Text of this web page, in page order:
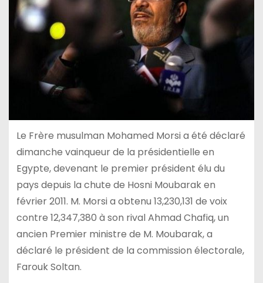
Le Frère musulman Mohamed Morsi a été déclaré
dimanche vainqueur de la présidentielle en
Egypte, devenant le premier président élu du
pays depuis la chute de Hosni Moubarak en
février 2011. M. Morsi a obtenu 13,230,131 de voix
contre 12,347,380 à son rival Ahmad Chafiq, un
ancien Premier ministre de M. Moubarak, a
déclaré le président de la commission électorale,
Farouk Soltan.